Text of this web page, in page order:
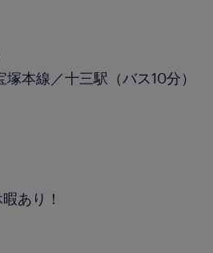
本線／十三駅（バス10分）
あり！